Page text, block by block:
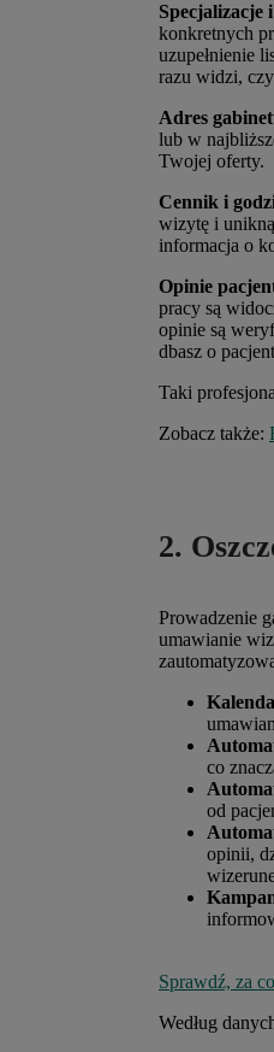
Specjalizacje
konkretnych
uzupełnienie
razu widzi,
Adres
lub w
Twojej oferty.
Cennik i
wizytę i
informacja o
Opinie
pracy są
opinie są
dbasz o
Taki
Zobacz także:
2.
Prowadzenie
umawianie
co
od
opinii,
Sprawdź, za
Według